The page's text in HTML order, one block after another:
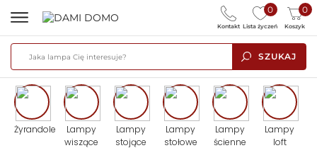
SZUKAJ
0
Lista życzeń
0
Koszyk
Kontakt
Żyrandole
Lampy
wiszące
Lampy
stojące
Lampy
stołowe
Lampy
ścienne
Lampy
loft